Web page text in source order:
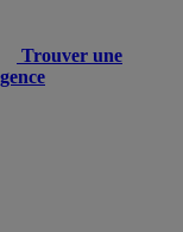
Trouver une